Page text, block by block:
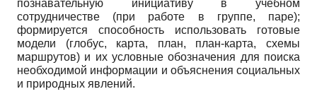
познавательную инициативу в учебном
сотрудничестве (при работе в группе, паре);
формируется способность использовать готовые
модели (глобус, карта, план, план-карта, схемы
маршрутов) и их условные обозначения для поиска
необходимой информации и объяснения социальных
и природных явлений.